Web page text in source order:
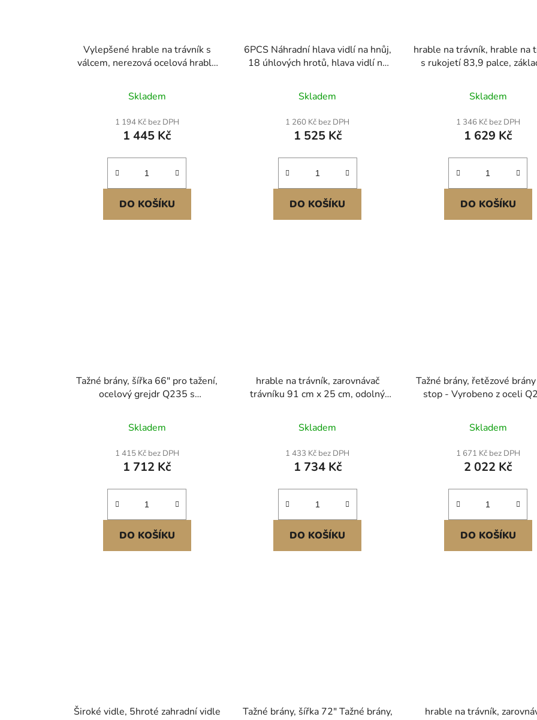
Vylepšené hrable na trávník s
válcem, nerezová ocelová hrabla
nastavitelnou rukojetí 83,9",
odolné hrable na trávník, nástroj
pro úsporu úsilí na golfovém hřišti
Skladem
1 194 Kč bez DPH
1 445 Kč
DO KOŠÍKU
6PCS Náhradní hlava vidlí na hnůj,
18 úhlových hrotů, hlava vidlí na
hlavy vidlí, hrábě na mulčování
koní pro sběr stájového hnoje,
trávy, čištění sena, zemědělské
práce
Skladem
1 260 Kč bez DPH
1 525 Kč
DO KOŠÍKU
hrable na trávník, hrable na
s rukojetí 83,9 palce,
uhlíkové oceli odolné proti
2 nastavitelné výšky,
vyrovnávání trávníku,
práce, pro golfové hřiště
Skladem
1 346 Kč bez DPH
1 629 Kč
DO KOŠÍKU
Tažné brány, šířka 66" pro tažení,
ocelový grejdr Q235 s
závěsem, nosnost až 50 liber,
traktorové brány pro čtyřkolky,
UTV, zahradní traktory
Skladem
1 415 Kč bez DPH
1 712 Kč
DO KOŠÍKU
hrable na trávník, zarovnávač
trávníku 91 cm x 25 cm, odolný
prodlouženou ocelovou rukojetí o
délce 183 cm, zarovnávač trávníku
vhodný pro zahradu, golfový
trávník a farmu Ztluštěná a těžší
podkladová deska Snadná
Skladem
1 433 Kč bez DPH
1 734 Kč
DO KOŠÍKU
Tažné brány, řetězové
stop - Vyrobeno z oceli
srovnávání terénu nebo
drnů, odolné hrábě na
příjezdové cesty,
a zahrada, černá
Skladem
1 671 Kč bez DPH
2 022 Kč
DO KOŠÍKU
Široké vidle, 5hroté zahradní vidle
Tažné brány, šířka 72" Tažné brány,
hrable na trávník,